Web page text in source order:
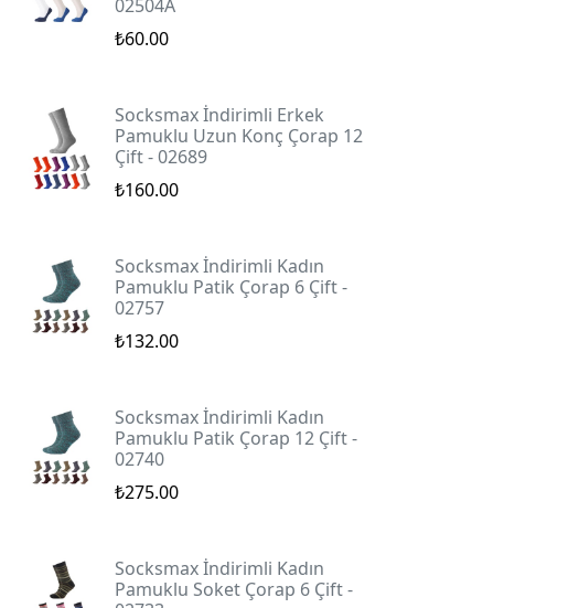
02504A
₺60.00
Socksmax İndirimli Erkek
Pamuklu Uzun Konç Çorap 12
Çift - 02689
₺160.00
Socksmax İndirimli Kadın
Pamuklu Patik Çorap 6 Çift -
02757
₺132.00
Socksmax İndirimli Kadın
Pamuklu Patik Çorap 12 Çift -
02740
₺275.00
Socksmax İndirimli Kadın
Pamuklu Soket Çorap 6 Çift -